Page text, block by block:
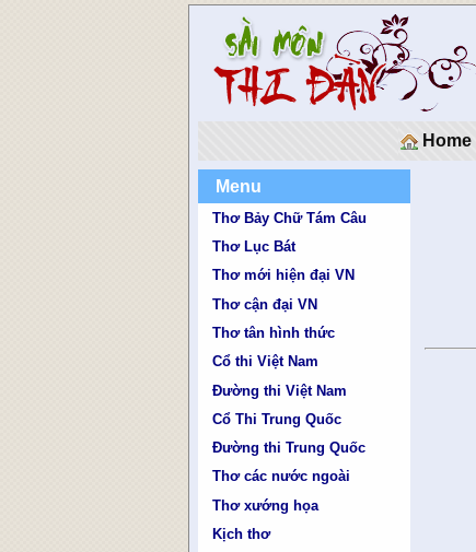
Home
Menu
Thơ Bảy Chữ Tám Câu
Thơ Lục Bát
Thơ mới hiện đại VN
Thơ cận đại VN
Thơ tân hình thức
Cổ thi Việt Nam
Đường thi Việt Nam
Cổ Thi Trung Quốc
Đường thi Trung Quốc
Thơ các nước ngoài
Thơ xướng họa
Kịch thơ